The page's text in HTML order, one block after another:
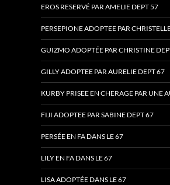
EROS RESERVÉ PAR AMELIE DEPT 57
PERSEPIONE ADOPTEE PAR
GUIZMO ADOPTÉE PAR CHRISTINE
GILLY ADOPTEE PAR AURELIE DEPT 67
KURBY PRISEE EN CHERAGE PAR UNE
FIJI ADOPTEE PAR SABINE DEPT 67
PERSÉE EN FA DANS LE 67
LILY EN FA DANS LE 67
LISA ADOPTÉE DANS LE 67